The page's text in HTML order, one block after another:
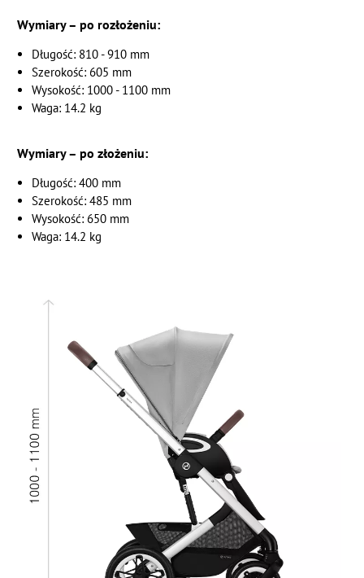
Wymiary – po rozłożeniu:
Długość: 810 - 910 mm
Szerokość: 605 mm
Wysokość: 1000 - 1100 mm
Waga: 14.2 kg
Wymiary – po złożeniu:
Długość: 400 mm
Szerokość: 485 mm
Wysokość: 650 mm
Waga: 14.2 kg